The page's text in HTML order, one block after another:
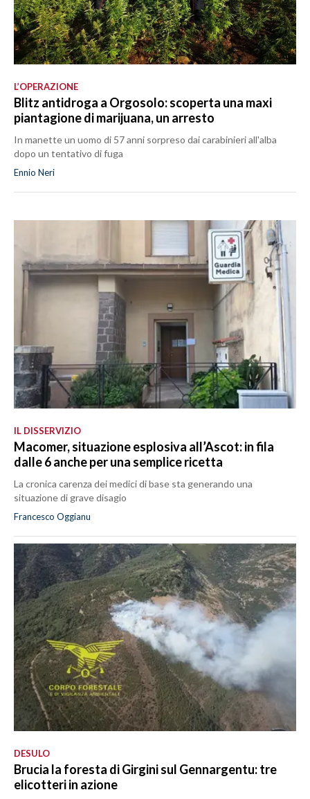
L’OPERAZIONE
Blitz antidroga a Orgosolo: scoperta una maxi
piantagione di marijuana, un arresto
In manette un uomo di 57 anni sorpreso dai carabinieri all'alba
dopo un tentativo di fuga
Ennio Neri
IL DISSERVIZIO
Macomer, situazione esplosiva all’Ascot: in fila
dalle 6 anche per una semplice ricetta
La cronica carenza dei medici di base sta generando una
situazione di grave disagio
Francesco Oggianu
DESULO
Brucia la foresta di Girgini sul Gennargentu: tre
elicotteri in azione